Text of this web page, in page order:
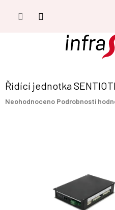
Řídící jednotka
Průměrné
Neohodnoceno Podrobnosti